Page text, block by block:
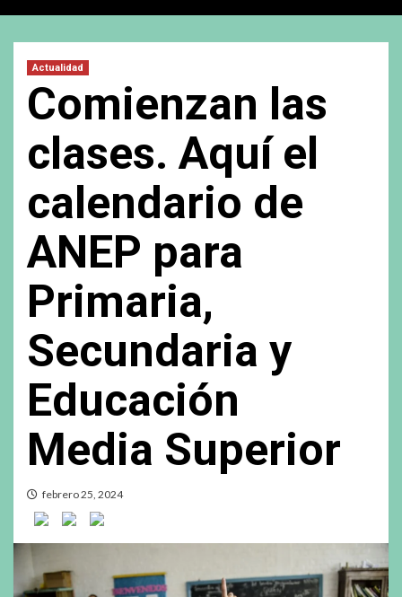
Actualidad
Comienzan las
clases. Aquí el
calendario de
ANEP para
Primaria,
Secundaria y
Educación
Media Superior
febrero 25, 2024